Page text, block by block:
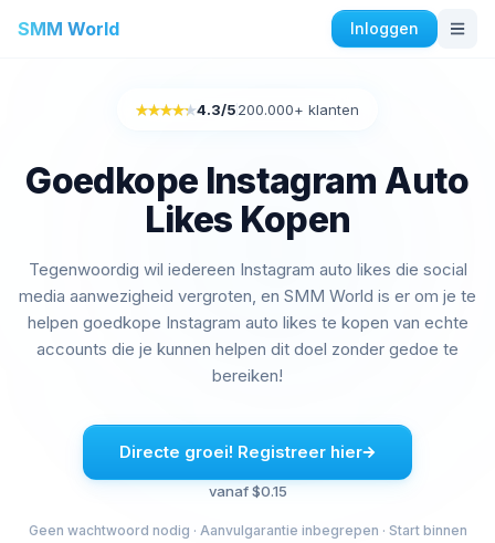
SMM World Inloggen
Kopen Instagram Auto houdt
Instagram volgers kopen
Instagram Likes kopen
Instagram-kijkers kopen
Instagram live beelden kopen
Instagram reacties kopen
Facebook reacties kopen
Facebook-vriendenverzoeken kopen
Facebook-groepsleden kopen
Kopen Facebook houdt
Rated 4.3 out of 5
4.3/5200.000+ klanten
Goedkope Instagram Auto
Likes Kopen
Tegenwoordig wil iedereen Instagram auto likes die social
media aanwezigheid vergroten, en SMM World is er om je te
helpen goedkope Instagram auto likes te kopen van echte
accounts die je kunnen helpen dit doel zonder gedoe te
bereiken!
Directe groei! Registreer hier
vanaf $0.15
Geen wachtwoord nodig · Aanvulgarantie inbegrepen · Start binnen